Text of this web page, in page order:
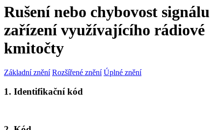
Rušení nebo chybovost signálu
zařízení využívajícího rádiové
kmitočty
Základní znění Rozšířené znění Úplné znění
1. Identifikační kód